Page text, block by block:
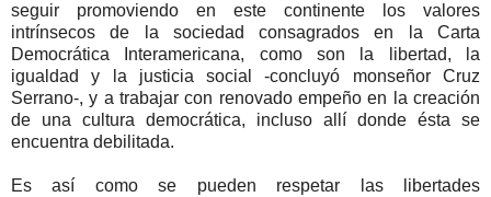
seguir promoviendo en este continente los valores
intrínsecos de la sociedad consagrados en la Carta
Democrática Interamericana, como son la libertad, la
igualdad y la justicia social -concluyó monseñor Cruz
Serrano-, y a trabajar con renovado empeño en la creación
de una cultura democrática, incluso allí donde ésta se
encuentra debilitada.
Es así como se pueden respetar las libertades